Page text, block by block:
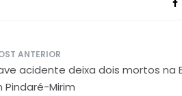
acidente deixa dois mortos na
Pindaré-Mirim